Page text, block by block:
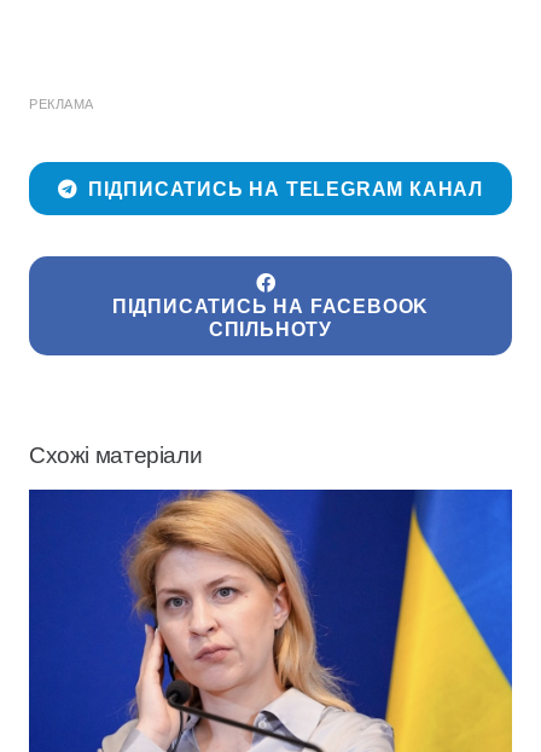
РЕКЛАМА
ПІДПИСАТИСЬ НА TELEGRAM КАНАЛ
ПІДПИСАТИСЬ НА FACEBOOK
СПІЛЬНОТУ
Схожі матеріали